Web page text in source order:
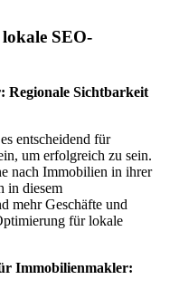
SEO-
Regionale Sichtbarkeit
entscheidend für
um erfolgreich zu sein.
nach Immobilien in ihrer
in diesem
mehr Geschäfte und
für lokale
Immobilienmakler: